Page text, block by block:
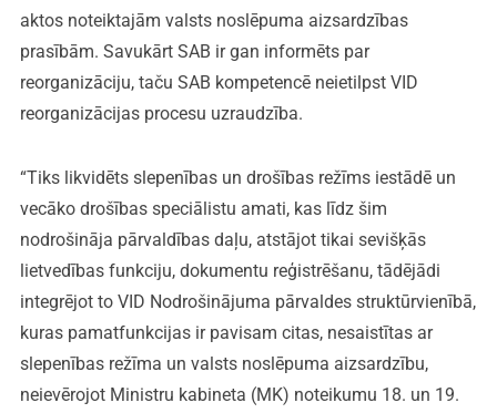
aktos noteiktajām valsts noslēpuma aizsardzības
prasībām. Savukārt SAB ir gan informēts par
reorganizāciju, taču SAB kompetencē neietilpst VID
reorganizācijas procesu uzraudzība.
“Tiks likvidēts slepenības un drošības režīms iestādē un
vecāko drošības speciālistu amati, kas līdz šim
nodrošināja pārvaldības daļu, atstājot tikai sevišķās
lietvedības funkciju, dokumentu reģistrēšanu, tādējādi
integrējot to VID Nodrošinājuma pārvaldes struktūrvienībā,
kuras pamatfunkcijas ir pavisam citas, nesaistītas ar
slepenības režīma un valsts noslēpuma aizsardzību,
neievērojot Ministru kabineta (MK) noteikumu 18. un 19.